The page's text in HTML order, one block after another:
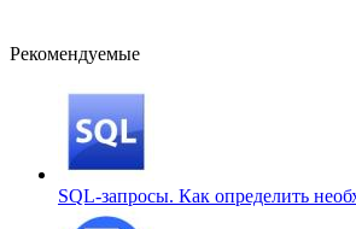
Рекомендуемые
SQL-запросы. Как определить